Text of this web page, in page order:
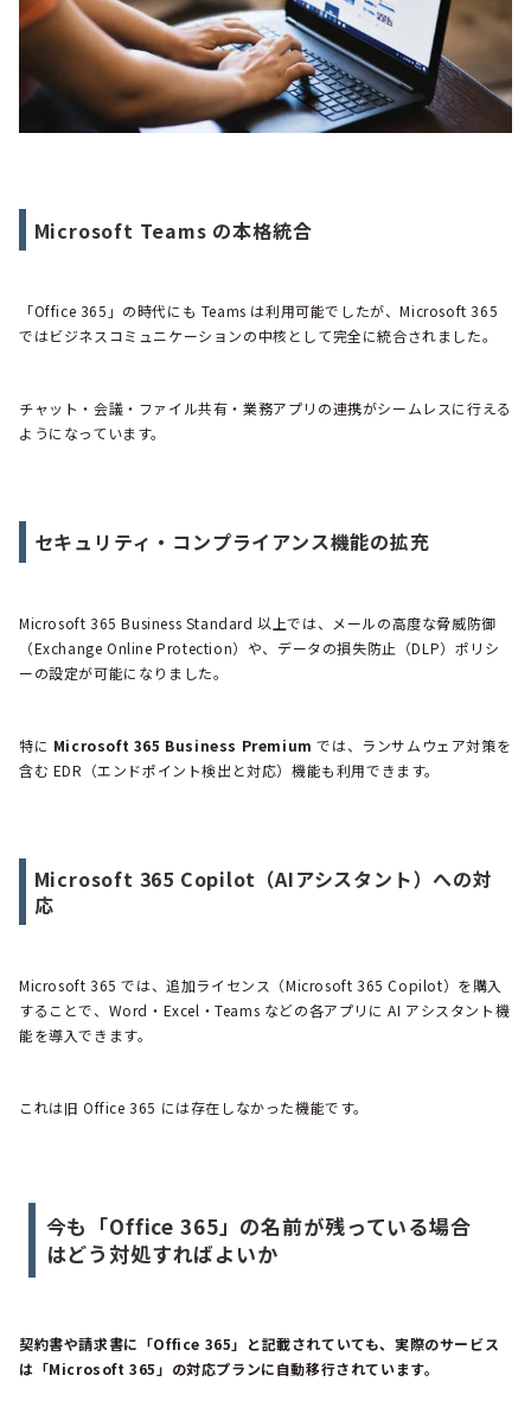
Microsoft Teams の本格統合
「Office 365」の時代にも Teams は利用可能でしたが、Microsoft 365
ではビジネスコミュニケーションの中核として完全に統合されました。
チャット・会議・ファイル共有・業務アプリの連携がシームレスに行える
ようになっています。
セキュリティ・コンプライアンス機能の拡充
Microsoft 365 Business Standard 以上では、メールの高度な脅威防御
（Exchange Online Protection）や、データの損失防止（DLP）ポリシ
ーの設定が可能になりました。
特に Microsoft 365 Business Premium では、ランサムウェア対策を
含む EDR（エンドポイント検出と対応）機能も利用できます。
Microsoft 365 Copilot（AIアシスタント）への対
応
Microsoft 365 では、追加ライセンス（Microsoft 365 Copilot）を購入
することで、Word・Excel・Teams などの各アプリに AI アシスタント機
能を導入できます。
これは旧 Office 365 には存在しなかった機能です。
今も「Office 365」の名前が残っている場合
はどう対処すればよいか
契約書や請求書に「Office 365」と記載されていても、実際のサービス
は「Microsoft 365」の対応プランに自動移行されています。